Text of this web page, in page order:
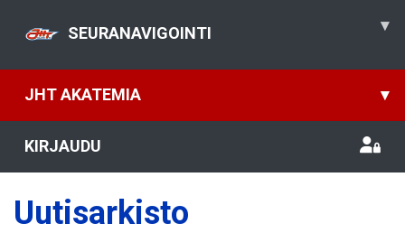
SEURANAVIGOINTI ▾
JHT AKATEMIA ▾
KIRJAUDU
Uutisarkisto